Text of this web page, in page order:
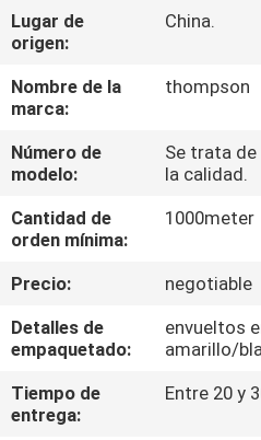
SOBRE
NOSOTROS
VIAJE
DE
LA
FÁBRICA
DE
CALIDAD
Developed
ECER
Lugar de
origen:
China.
Nombre de la
marca:
thompson
Número de
modelo:
Se trata
la calidad.
Cantidad de
orden mínima:
1000meter
Precio:
negotiable
Detalles de
empaquetado:
envueltos
amarillo/
Tiempo de
entrega:
Entre 20 y